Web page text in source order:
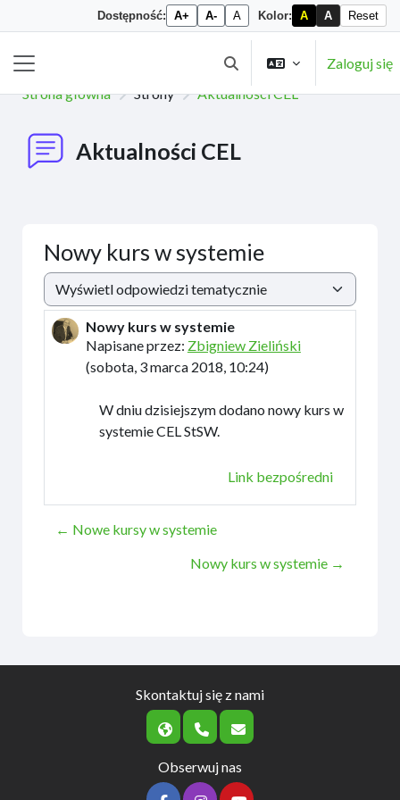
Dostępność: A+ A- A Kolor: A A Reset
Przełącznik wyszukiwarki
Zaloguj się
Strona główna
Strony Aktualności CEL
Aktualności CEL
Nowy kurs w systemie
Sposób wyświetlania
Nowy kurs w systemie
Napisane przez: Zbigniew Zieliński
(sobota, 3 marca 2018, 10:24)
Liczba odpowiedzi: 0
W dniu dzisiejszym dodano nowy kurs w
systemie CEL StSW.
Link bezpośredni
← Nowe kursy w systemie
Nowy kurs w systemie →
Skontaktuj się z nami
Obserwuj nas